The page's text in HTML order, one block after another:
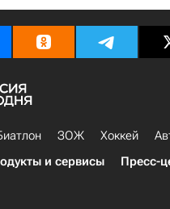
ЗОЖ Хоккей
и сервисы Пресс-